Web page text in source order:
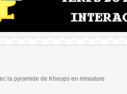
la pyramide de Kheops en miniature